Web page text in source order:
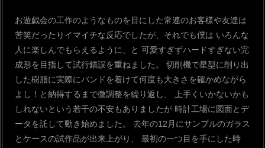
お遊戯会の工作のようなものを目にした常連のお客様や友達は
苦笑だったりイマイチな反応でしたが、それでも僕は いろんな
人に楽しんでもらえるように、と 可愛すぎずハードすぎない完
成形を目指して試行錯誤を重ねました。
切削機で星型に削り出
した樹脂に実際にバンドを着けて何度も大きさを確かめながら
よし！と納得するまで微調整を繰り返し、
上手くいかないかも
しれないという若干の不安もありましたが 時計工場に図面とデ
ータを託して動き始めました。
去年の12月にサンプルのガラス
とケースの試作品が出来上がり、
最初の一つ目を手にした時